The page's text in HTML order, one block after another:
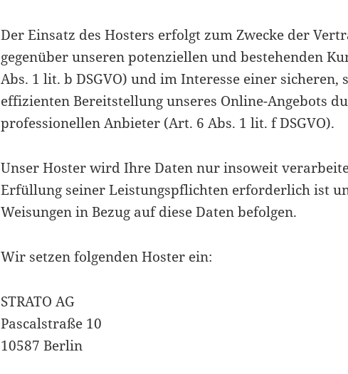
Der Einsatz des Hosters erfolgt zum Zwecke der
gegenüber unseren potenziellen und bestehenden
Abs. 1 lit. b DSGVO) und im Interesse einer sicheren,
effizienten Bereitstellung unseres Online-Angebots
professionellen Anbieter (Art. 6 Abs. 1 lit. f DSGVO).
Unser Hoster wird Ihre Daten nur insoweit
Erfüllung seiner Leistungspflichten erforderlich ist
Weisungen in Bezug auf diese Daten befolgen.
Wir setzen folgenden Hoster ein:
STRATO AG
Pascalstraße 10
10587 Berlin